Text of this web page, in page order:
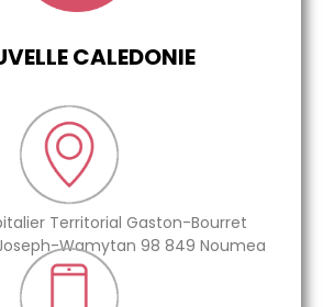
CALEDONIE
Territorial Gaston-Bourret
Wamytan 98 849 Noumea